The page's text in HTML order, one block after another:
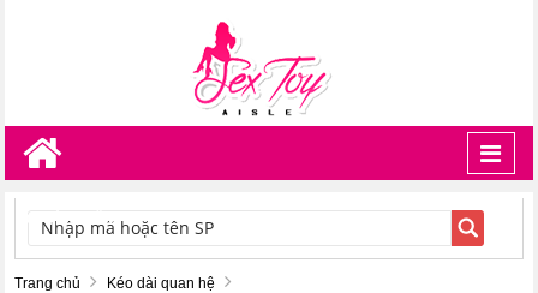
TÌM KIẾM
Trang chủ Kéo dài quan hệ